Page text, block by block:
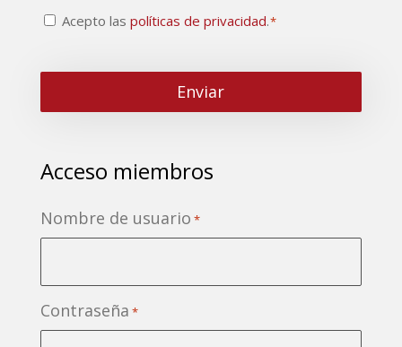
Consentimiento
Acepto las políticas de privacidad.*
CAPTCHA
Acceso miembros
Nombre de usuario *
Contraseña *